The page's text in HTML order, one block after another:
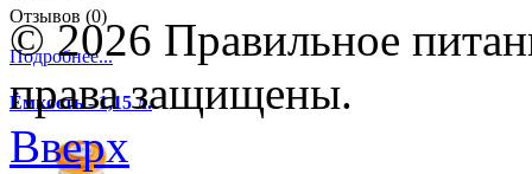
Отзывов (0)
Подробнее...
Ёмкость - 1,15 л.
© 2026 Правильное
права защищены.
Вверх